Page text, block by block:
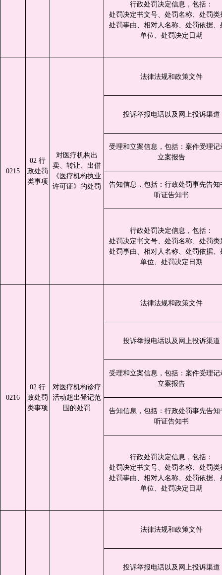
行政处罚决定信息，包括：
处罚决定书文号、处罚名称、处罚类
处罚事由、相对人名称、处罚依据、
单位、处罚决定日期
0215
02 行
政处罚
类事项
对医疗机构出
卖、转让、出借
《医疗机构执业
许可证》的处罚
法律法规和政策文件
投诉举报电话以及网上投诉渠道
受理和立案信息，包括：案件受理记
立案报告
告知信息，包括：行政处罚事先告知
听证告知书
行政处罚决定信息，包括：
处罚决定书文号、处罚名称、处罚类
处罚事由、相对人名称、处罚依据、
单位、处罚决定日期
0216
02 行
政处罚
类事项
对医疗机构诊疗
活动超出登记范
围的处罚
法律法规和政策文件
投诉举报电话以及网上投诉渠道
受理和立案信息，包括：案件受理记
立案报告
告知信息，包括：行政处罚事先告知
听证告知书
行政处罚决定信息，包括：
处罚决定书文号、处罚名称、处罚类
处罚事由、相对人名称、处罚依据、
单位、处罚决定日期
法律法规和政策文件
投诉举报电话以及网上投诉渠道